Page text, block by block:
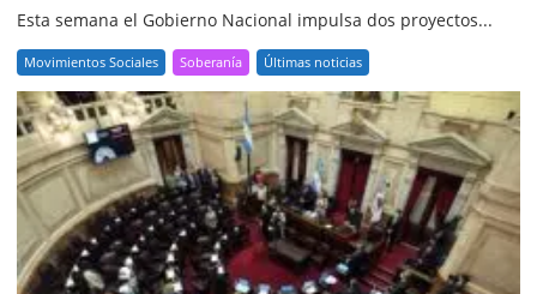
Esta semana el Gobierno Nacional impulsa dos proyectos...
Movimientos Sociales Soberanía Últimas noticias